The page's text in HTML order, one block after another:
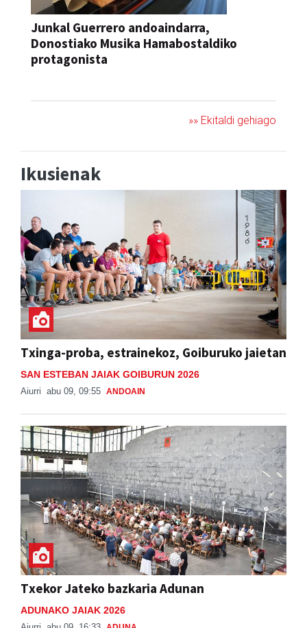
Junkal Guerrero andoaindarra,
Donostiako Musika Hamabostaldiko
protagonista
»» Ekitaldi gehiago
Ikusienak
Txinga-proba, estrainekoz, Goiburuko jaietan
SAN ESTEBAN JAIAK GOIBURUN 2026
Aiurri abu 09, 09:55 ANDOAIN
Txekor Jateko bazkaria Adunan
ADUNAKO JAIAK 2026